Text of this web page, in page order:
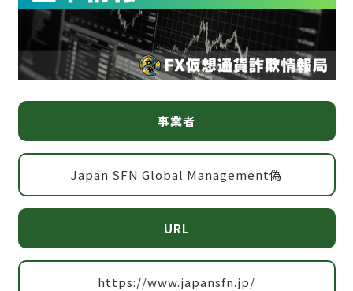
事業者
Japan SFN Global Management偽
URL
https://www.japansfn.jp/